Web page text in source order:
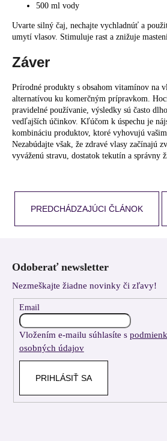
500 ml vody
Uvarte silný čaj, nechajte vychladnúť a
umytí vlasov. Stimuluje rast a znižuje
Záver
Prírodné produkty s obsahom vitamínov na
alternatívou ku komerčným prípravkom.
pravidelné používanie, výsledky sú často
vedľajších účinkov. Kľúčom k úspechu je
kombináciu produktov, ktoré vyhovujú
Nezabúdajte však, že zdravé vlasy začínajú
vyváženú stravu, dostatok tekutín a správny
PREDCHÁDZAJÚCI ČLÁNOK
Odoberať newsletter
Nezmeškajte žiadne novinky či zľavy!
Email
Vložením e-mailu súhlasíte s
osobných údajov
PRIHLÁSIŤ SA